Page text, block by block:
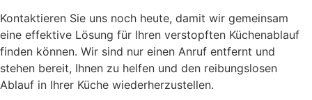
Kontaktieren Sie uns noch heute, damit wir gemeinsam
eine effektive Lösung für Ihren verstopften Küchenablauf
finden können. Wir sind nur einen Anruf entfernt und
stehen bereit, Ihnen zu helfen und den reibungslosen
Ablauf in Ihrer Küche wiederherzustellen.